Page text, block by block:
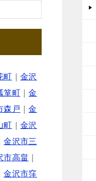
町 ｜金沢
箪町 ｜金
森戸 ｜金
町 ｜金沢
｜金沢市三
市高畠
｜金沢市窪